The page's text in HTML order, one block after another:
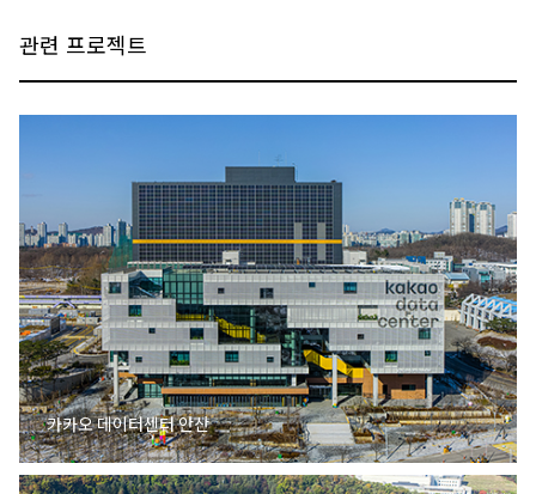
관련 프로젝트
카카오 데이터센터 안산